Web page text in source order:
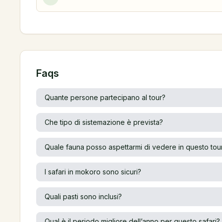
Faqs
Quante persone partecipano al tour?
Che tipo di sistemazione è prevista?
Quale fauna posso aspettarmi di vedere in questo
I safari in mokoro sono sicuri?
Quali pasti sono inclusi?